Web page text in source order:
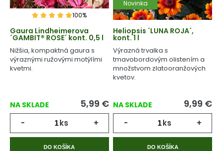
100%
Gaura Lindheimerova
´GAMBIT® ROSE´ kont. 0,5 l
Nižšia, kompaktná gaura s
výraznými ružovými motýlími
kvetmi.
NA SKLADE 5,99 €
- ks +
DO KOŠÍKA
Novinka
Heliopsis ´LUNA ROJA´,
kont. 1 l
Výrazná trvalka s
tmavobordovým olistením a
množstvom zlatooranžových
kvetov.
NA SKLADE 9,99 €
- ks +
DO KOŠÍKA